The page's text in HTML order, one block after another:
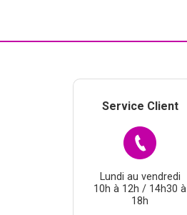
Service Client
Lundi au vendredi
10h à 12h / 14h30 à
18h